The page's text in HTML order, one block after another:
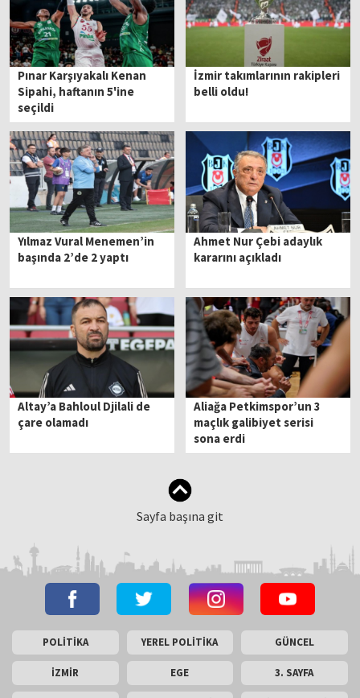
Pınar Karşıyakalı Kenan
Sipahi, haftanın 5'ine
seçildi
İzmir takımlarının rakipleri
belli oldu!
Yılmaz Vural Menemen’in
başında 2’de 2 yaptı
Ahmet Nur Çebi adaylık
kararını açıkladı
Altay’a Bahloul Djilali de
çare olamadı
Aliağa Petkimspor’un 3
maçlık galibiyet serisi
sona erdi
Sayfa başına git
POLİTİKA YEREL POLİTİKA GÜNCEL
İZMİR EGE 3. SAYFA